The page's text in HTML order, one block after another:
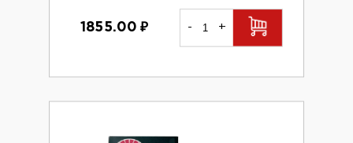
1855.00₽ - +